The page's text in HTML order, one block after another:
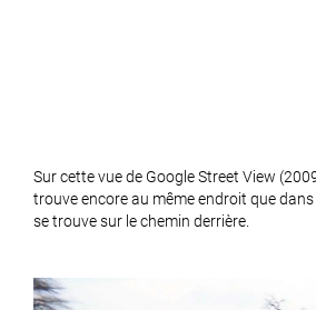
Sur cette vue de Google Street View
trouve encore au même endroit que dans
se trouve sur le chemin derrière.